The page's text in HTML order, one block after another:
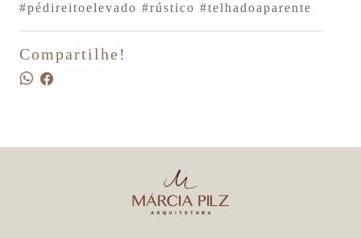
#pédireitoelevado #rústico #telhadoaparente
Compartilhe!